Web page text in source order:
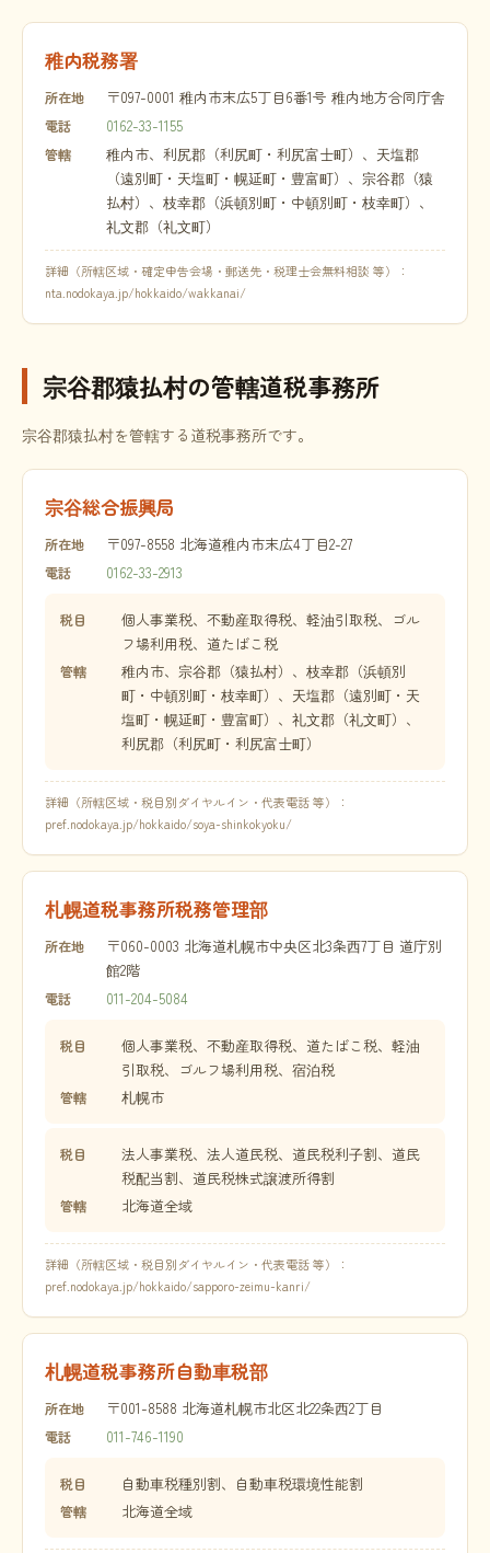
稚内税務署
所在地 〒097-0001 稚内市末広5丁目6番1号 稚内地方合同庁舎
電話 0162-33-1155
管轄
稚内市、利尻郡（利尻町・利尻富士町）、天塩郡
（遠別町・天塩町・幌延町・豊富町）、宗谷郡（猿
払村）、枝幸郡（浜頓別町・中頓別町・枝幸町）、
礼文郡（礼文町）
詳細（所轄区域・確定申告会場・郵送先・税理士会無料相談 等）：
nta.nodokaya.jp/hokkaido/wakkanai/
宗谷郡猿払村の管轄道税事務所
宗谷郡猿払村を管轄する道税事務所です。
宗谷総合振興局
所在地 〒097-8558 北海道稚内市末広4丁目2-27
電話 0162-33-2913
税目
個人事業税、不動産取得税、軽油引取税、ゴル
フ場利用税、道たばこ税
管轄
稚内市、宗谷郡（猿払村）、枝幸郡（浜頓別
町・中頓別町・枝幸町）、天塩郡（遠別町・天
塩町・幌延町・豊富町）、礼文郡（礼文町）、
利尻郡（利尻町・利尻富士町）
詳細（所轄区域・税目別ダイヤルイン・代表電話 等）：
pref.nodokaya.jp/hokkaido/soya-shinkokyoku/
札幌道税事務所税務管理部
所在地
〒060-0003 北海道札幌市中央区北3条西7丁目 道庁別
館2階
電話 011-204-5084
税目
個人事業税、不動産取得税、道たばこ税、軽油
引取税、ゴルフ場利用税、宿泊税
管轄 札幌市
税目
法人事業税、法人道民税、道民税利子割、道民
税配当割、道民税株式譲渡所得割
管轄 北海道全域
詳細（所轄区域・税目別ダイヤルイン・代表電話 等）：
pref.nodokaya.jp/hokkaido/sapporo-zeimu-kanri/
札幌道税事務所自動車税部
所在地 〒001-8588 北海道札幌市北区北22条西2丁目
電話 011-746-1190
税目 自動車税種別割、自動車税環境性能割
管轄 北海道全域